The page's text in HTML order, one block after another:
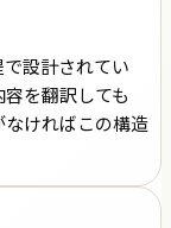
設計されてい
を翻訳しても
なければこの構造